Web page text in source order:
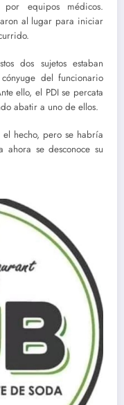
equipos médicos.
al lugar para iniciar
dos sujetos estaban
del funcionario
ello, el PDI se percata
abatir a uno de ellos.
hecho, pero se habría
se desconoce su